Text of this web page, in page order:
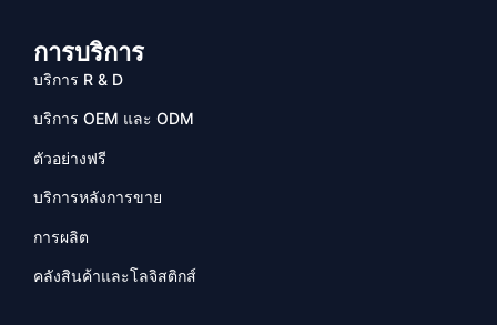
การบริการ
บริการ R & D
บริการ OEM และ ODM
ตัวอย่างฟรี
บริการหลังการขาย
การผลิต
คลังสินค้าและโลจิสติกส์